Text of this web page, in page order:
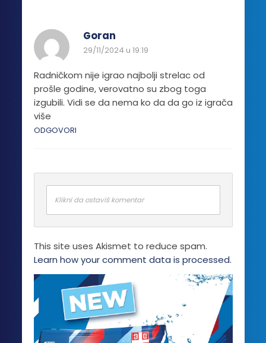
Goran
29/11/2024 u 19:19
Radničkom nije igrao najbolji strelac od
prošle godine, verovatno su zbog toga
izgubili. Vidi se da nema ko da da go iz igrača
više
ODGOVORI
Klikni da ostaviš komentar
This site uses Akismet to reduce spam.
Learn how your comment data is processed.